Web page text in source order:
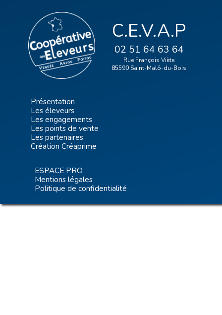
C.E.V.A.P
02 51 64 63 64
Rue François Viète
85590 Saint-Malô-du-Bois
Présentation
Les éleveurs
Les engagements
Les points de vente
Les partenaires
Création Créaprime
ESPACE PRO
Mentions légales
Politique de confidentialité